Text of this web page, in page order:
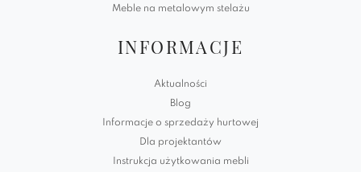
Meble na metalowym stelażu
INFORMACJE
Aktualności
Blog
Informacje o sprzedaży hurtowej
Dla projektantów
Instrukcja użytkowania mebli